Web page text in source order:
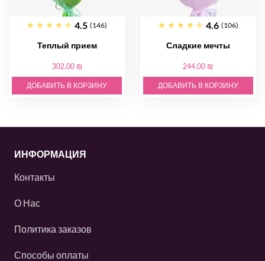
4.5 (146)
Теплый прием
302.00 ₪
ДОБАВИТЬ В КОРЗИНУ
4.6 (106)
Сладкие мечты
244.00 ₪
ДОБАВИТЬ В КОРЗИНУ
ИНФОРМАЦИЯ
Контакты
О Нас
Политика заказов
Способы оплаты